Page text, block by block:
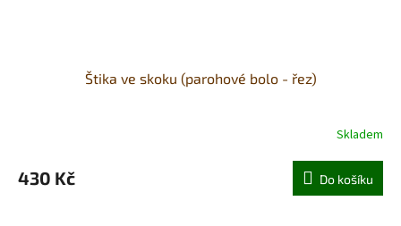
Štika ve skoku (parohové bolo - řez)
Skladem
430 Kč Do košíku